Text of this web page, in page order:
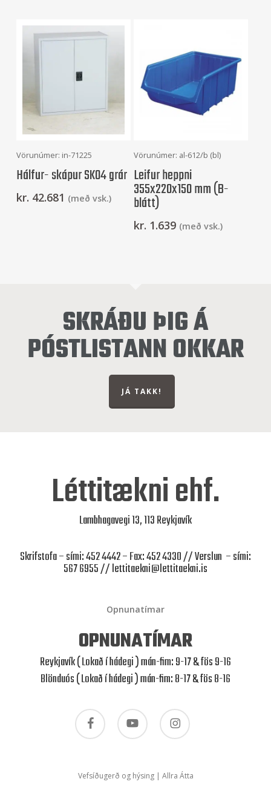
Setja Í Körfu
Vörunúmer: in-71225
Hálfur- skápur SK04 grár
kr. 42.681 (með vsk.)
Setja Í Körfu
Vörunúmer: al-612/b (bl)
Leifur heppni
355x220x150 mm (B-
blátt)
kr. 1.639 (með vsk.)
SKRÁÐU ÞIG Á
PÓSTLISTANN OKKAR
JÁ TAKK!
Léttitækni ehf.
Lambhagavegi 13, 113 Reykjavík
Skrifstofa – sími: 452 4442 – Fax: 452 4330 // Verslun – sími:
567 6955 //lettitaekni@lettitaekni.is
Opnunatímar
OPNUNATÍMAR
Reykjavík ( Lokað í hádegi ) mán-fim: 9-17 & fös 9-16
Blönduós ( Lokað í hádegi ) mán-fim: 8-17 & fös 8-16
facebook youtube instagram
Vefsíðugerð og hýsing | Allra Átta